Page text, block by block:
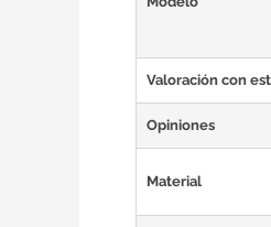
Valoración con
Opiniones
Material